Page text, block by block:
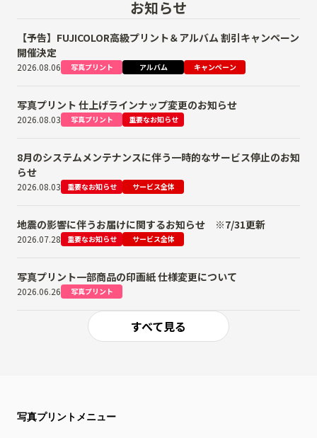
お知らせ
【予告】FUJICOLOR高級プリント＆アルバム 割引キャンペーン
開催決定
2026.08.06 写真プリント アルバム キャンペーン
写真プリント 仕上げラインナップ変更のお知らせ
2026.08.03 写真プリント 重要なお知らせ
8月のシステムメンテナンスに伴う一時的なサービス停止のお知
らせ
2026.08.03 重要なお知らせ サービス全体
地震の影響に伴うお届けに関するお知らせ ※7/31更新
2026.07.28 重要なお知らせ サービス全体
写真プリント一部商品の印画紙 仕様変更について
2026.06.26 写真プリント
すべて見る
写真プリントメニュー